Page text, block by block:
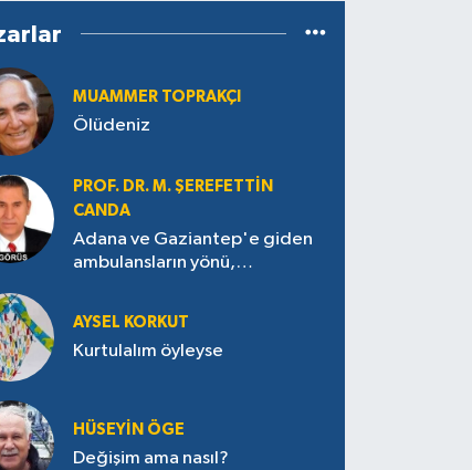
MUAMMER TOPRAKÇI
Ölüdeniz
PROF. DR. M. ŞEREFETTIN
CANDA
Adana ve Gaziantep'e giden
ambulansların yönü,
AYSEL KORKUT
Kurtulalım öyleyse
HÜSEYIN ÖGE
Değişim ama nasıl?